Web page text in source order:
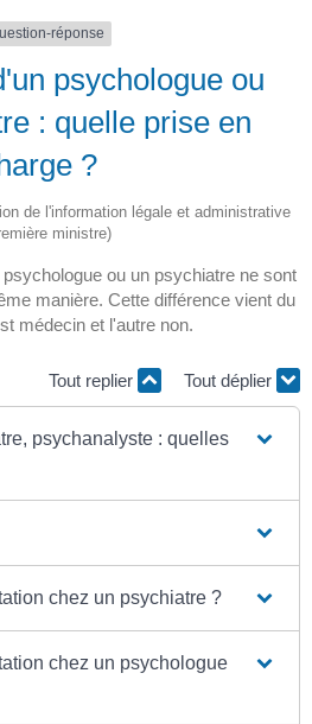
réponse
psychologue ou
: quelle prise en
?
de l'information légale et administrative
ministre)
ou un psychiatre ne sont
manière. Cette différence vient du
médecin et l'autre non.
Tout replier Tout déplier
psychanalyste : quelles
chez un psychiatre ?
chez un psychologue